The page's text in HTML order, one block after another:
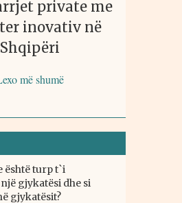
private me
inovativ në
Shqipëri
më shumë
është turp t`i
gjykatësi dhe si
gjykatësit?